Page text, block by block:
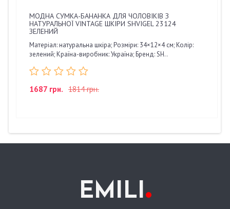
МОДНА СУМКА-БАНАНКА ДЛЯ ЧОЛОВІКІВ З
НАТУРАЛЬНОЇ VINTAGE ШКІРИ SHVIGEL 23124
ЗЕЛЕНИЙ
Матеріал: натуральна шкіра; Розміри: 34×12×4 см; Колір:
зелений; Країна-виробник: Україна; Бренд: SH..
1687 грн. 1814 грн.
EMILI.